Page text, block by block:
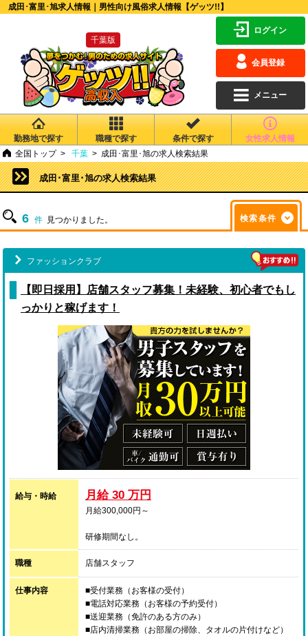
成田･富里･旭求人情報｜男性向け風俗求人情報【ゲッツ!!】
千葉版
ログイン
会員登録
メニュー
勤務地で探す 職種で探す 条件で探す 女性求人情報
全国トップ 千葉 成田･富里･旭の求人検索結果
成田･富里･旭の求人検索結果
6 件 見つかりました。 検索条件
ファッションクラブ
【即日採用】店舗スタッフ募集！未経験、初心者でもし
っかりと稼げます！
給与・時給 月給 30 万円
月給300,000円～
研修期間なし。
ノルマ、罰金等は一切無く、お給料から引かれるのは税
金だけですのでご安心ください。
職種 店舗スタッフ
仕事内容
■受付業務（お客様の受付）
■電話対応業務（お客様の予約受付）
■送迎業務（免許のある方のみ）
■店内清掃業務（お部屋の掃除、タオルの片付けなど）